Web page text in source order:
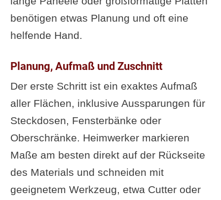
benötigen etwas Planung und oft eine
helfende Hand.
Planung, Aufmaß und Zuschnitt
Der erste Schritt ist ein exaktes Aufmaß
aller Flächen, inklusive Aussparungen für
Steckdosen, Fensterbänke oder
Oberschränke. Heimwerker markieren
Maße am besten direkt auf der Rückseite
des Materials und schneiden mit
geeignetem Werkzeug, etwa Cutter oder